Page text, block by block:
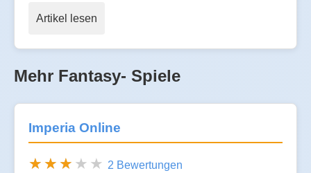
Artikel lesen
Mehr Fantasy- Spiele
Imperia Online
2 Bewertungen